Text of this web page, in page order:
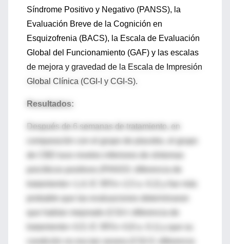
Síndrome Positivo y Negativo (PANSS), la
Evaluación Breve de la Cognición en
Esquizofrenia (BACS), la Escala de Evaluación
Global del Funcionamiento (GAF) y las escalas
de mejora y gravedad de la Escala de Impresión
Global Clínica (CGI-I y CGI-S).
Resultados:
Después de 6 semanas de tratamiento, en
comparación con el grupo de placebo, el grupo